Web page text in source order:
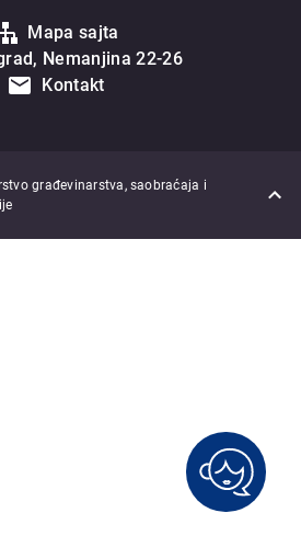
Mapa sajta
Nemanjina 22-26
Kontakt
građevinarstva, saobraćaja i